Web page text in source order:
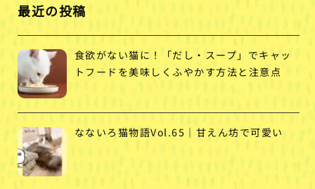
最近の投稿
食欲がない猫に！「だし・スープ」でキャッ
トフードを美味しくふやかす方法と注意点
なないろ猫物語Vol.65｜甘えん坊で可愛い